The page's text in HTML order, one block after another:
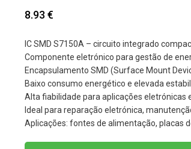
8.93 €
IC SMD S7150A – circuito integrado
Componente eletrónico para gestão de
Encapsulamento SMD (Surface Mount
Baixo consumo energético e elevada
Alta fiabilidade para aplicações eletrónicas
Ideal para reparação eletrónica,
Aplicações: fontes de alimentação, placas